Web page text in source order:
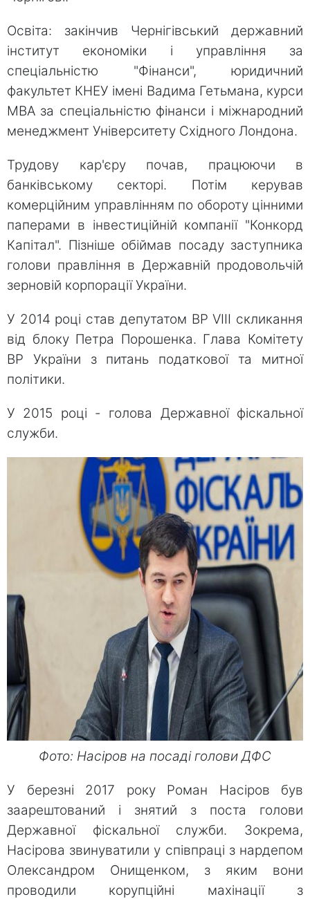
Освіта: закінчив Чернігівський державний
інститут економіки і управління за
спеціальністю "Фінанси", юридичний
факультет КНЕУ імені Вадима Гетьмана, курси
MBA за спеціальністю фінанси і міжнародний
менеджмент Університету Східного Лондона.
Трудову кар'єру почав, працюючи в
банківському секторі. Потім керував
комерційним управлінням по обороту цінними
паперами в інвестиційній компанії "Конкорд
Капітал". Пізніше обіймав посаду заступника
голови правління в Державній продовольчій
зерновій корпорації України.
У 2014 році став депутатом ВР VIII скликання
від блоку Петра Порошенка. Глава Комітету
ВР України з питань податкової та митної
політики.
У 2015 році - голова Державної фіскальної
служби.
Фото: Насіров на посаді голови ДФС
У березні 2017 року Роман Насіров був
заарештований і знятий з поста голови
Державної фіскальної служби. Зокрема,
Насірова звинуватили у співпраці з нардепом
Олександром Онищенком, з яким вони
проводили корупційні махінації з